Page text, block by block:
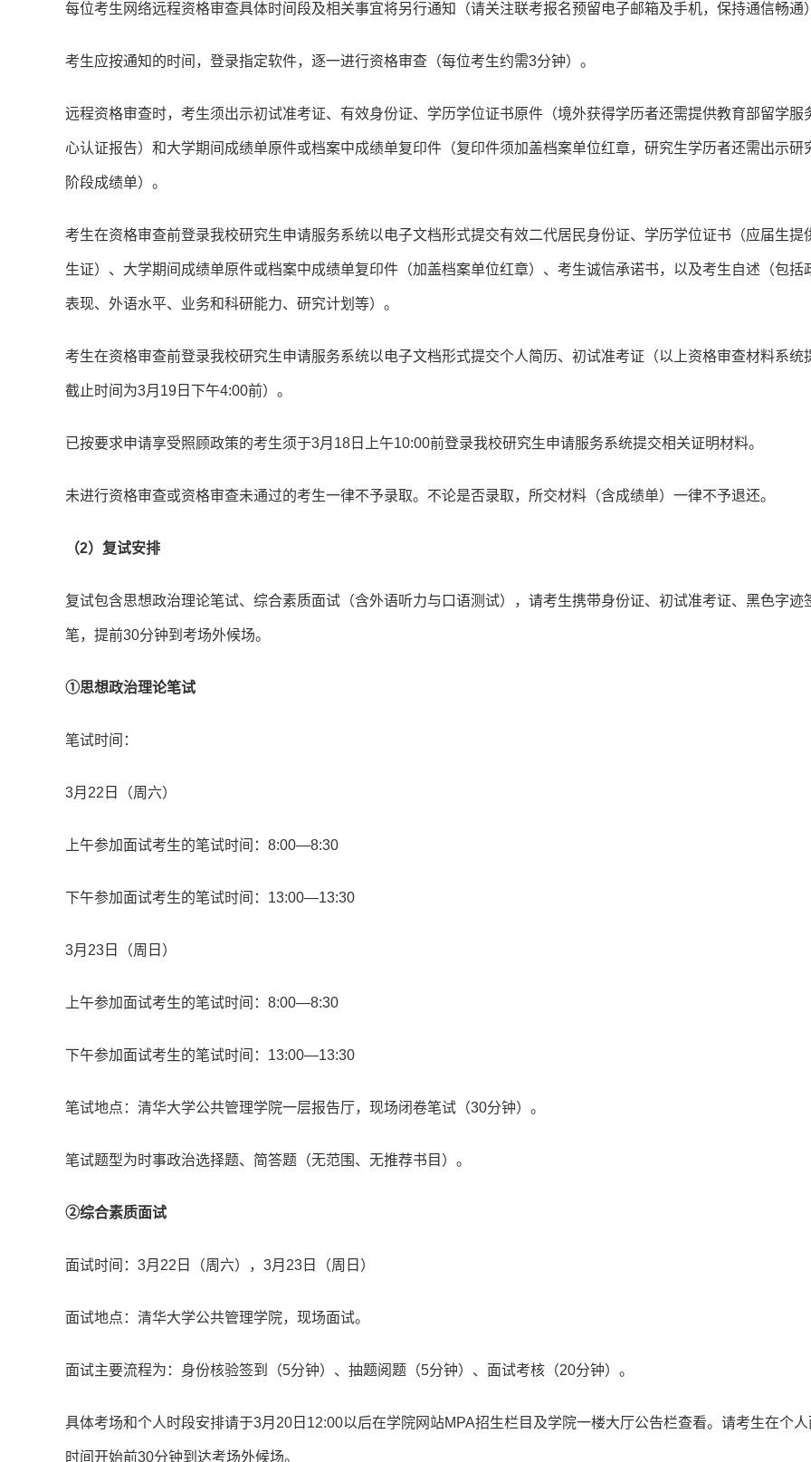
每位考生网络远程资格审查具体时间段及相关事宜将另行通知（请关注联考报名预留电子邮箱及手机，保持通信畅通
考生应按通知的时间，登录指定软件，逐一进行资格审查（每位考生约需3分钟）。
远程资格审查时，考生须出示初试准考证、有效身份证、学历学位证书原件（境外获得学历者还需提供教育部留学服
心认证报告）和大学期间成绩单原件或档案中成绩单复印件（复印件须加盖档案单位红章，研究生学历者还需出示研
阶段成绩单）。
考生在资格审查前登录我校研究生申请服务系统以电子文档形式提交有效二代居民身份证、学历学位证书（应届生提
生证）、大学期间成绩单原件或档案中成绩单复印件（加盖档案单位红章）、考生诚信承诺书，以及考生自述（包括
表现、外语水平、业务和科研能力、研究计划等）。
考生在资格审查前登录我校研究生申请服务系统以电子文档形式提交个人简历、初试准考证（以上资格审查材料系统
截止时间为3月19日下午4:00前）。
已按要求申请享受照顾政策的考生须于3月18日上午10:00前登录我校研究生申请服务系统提交相关证明材料。
未进行资格审查或资格审查未通过的考生一律不予录取。不论是否录取，所交材料（含成绩单）一律不予退还。
（2）复试安排
复试包含思想政治理论笔试、综合素质面试（含外语听力与口语测试），请考生携带身份证、初试准考证、黑色字迹
笔，提前30分钟到考场外候场。
①思想政治理论笔试
笔试时间：
3月22日（周六）
上午参加面试考生的笔试时间：8:00—8:30
下午参加面试考生的笔试时间：13:00—13:30
3月23日（周日）
上午参加面试考生的笔试时间：8:00—8:30
下午参加面试考生的笔试时间：13:00—13:30
笔试地点：清华大学公共管理学院一层报告厅，现场闭卷笔试（30分钟）。
笔试题型为时事政治选择题、简答题（无范围、无推荐书目）。
②综合素质面试
面试时间：3月22日（周六），3月23日（周日）
面试地点：清华大学公共管理学院，现场面试。
面试主要流程为：身份核验签到（5分钟）、抽题阅题（5分钟）、面试考核（20分钟）。
具体考场和个人时段安排请于3月20日12:00以后在学院网站MPA招生栏目及学院一楼大厅公告栏查看。请考生在个
时间开始前30分钟到达考场外候场。